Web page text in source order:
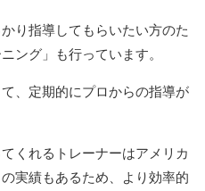
り指導してもらいたい方のた
ング」も行っています。
、定期的にプロからの指導が
くれるトレーナーはアメリカ
実績もあるため、より効率的